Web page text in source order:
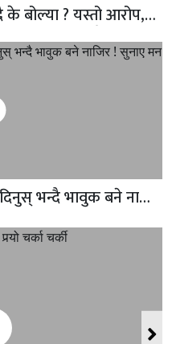
बोल्या ? यस्तो आरोप,
श्री हेरेको हेरै
भन्दै भावुक बने नाजिर